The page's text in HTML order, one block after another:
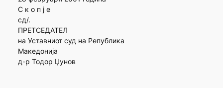
С к о п ј е
сд/.
ПРЕТСЕДАТЕЛ
на Уставниот суд на Република
Македонија
д-р Тодор Џунов